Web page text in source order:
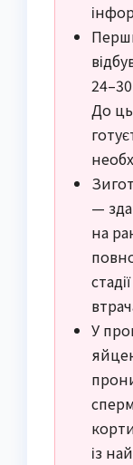
До
—
на
У
із